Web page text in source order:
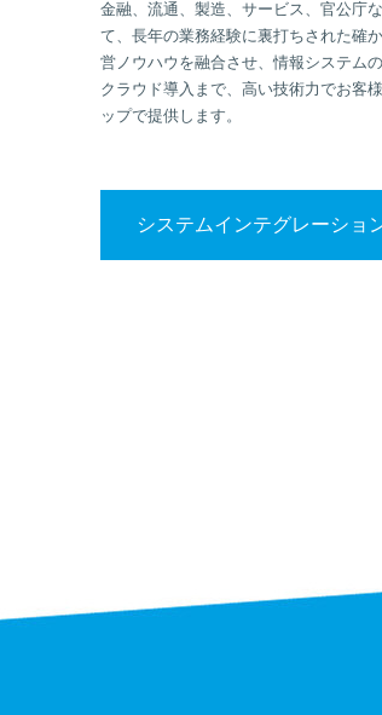
金融、流通、製造、サービス、官公庁
て、長年の業務経験に裏打ちされた確
営ノウハウを融合させ、情報システム
クラウド導入まで、高い技術力でお客
ップで提供します。
システムインテグレーショ